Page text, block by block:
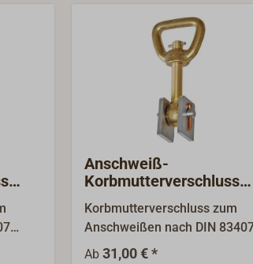
Anschweiß-
Korbmutterverschluss
Messing / Stahl
Korbmutterverschluss zum
Anschweißen nach DIN
Form A. Lieferumfang:
Ab 31,00 € *